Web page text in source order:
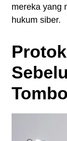
mereka yang
hukum siber.